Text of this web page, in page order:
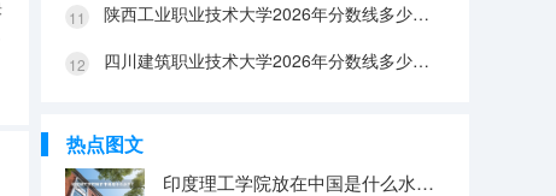
陕西工业职业技术大学2026年分数线多少？陕西考生355分能上吗？机械专业好就业吗？
四川建筑职业技术大学2026年分数线多少？四川考生510分能上吗？建筑专业好就业吗？
热点图文
印度理工学院放在中国是什么水平？